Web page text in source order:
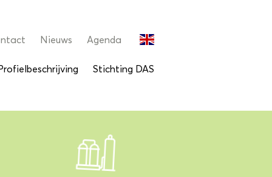
Nieuws Agenda
Stichting DAS